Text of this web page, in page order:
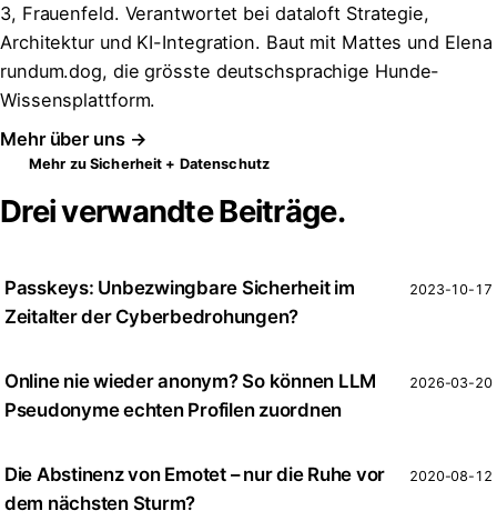
3, Frauenfeld. Verantwortet bei dataloft Strategie,
Architektur und KI-Integration. Baut mit Mattes und Elena
rundum.dog, die grösste deutschsprachige Hunde-
Wissensplattform.
Mehr über uns →
Mehr zu Sicherheit + Datenschutz
Drei verwandte Beiträge.
Passkeys: Unbezwingbare Sicherheit im
Zeitalter der Cyberbedrohungen?
2023-10-17
Online nie wieder anonym? So können LLM
Pseudonyme echten Profilen zuordnen
2026-03-20
Die Abstinenz von Emotet – nur die Ruhe vor
dem nächsten Sturm?
2020-08-12